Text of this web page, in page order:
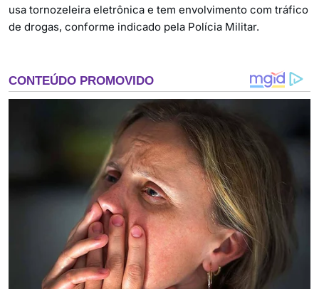
usa tornozeleira eletrônica e tem envolvimento com tráfico
de drogas, conforme indicado pela Polícia Militar.